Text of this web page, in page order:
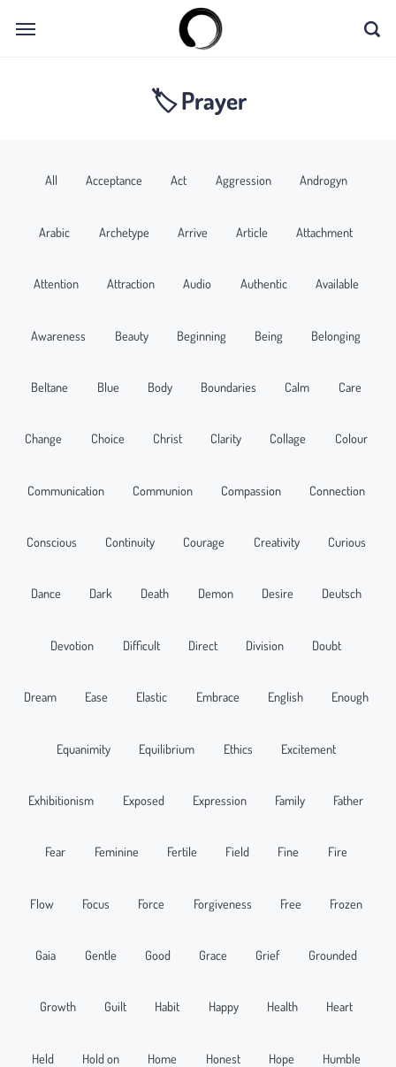
🏷 Prayer
All Acceptance Act Aggression Androgyn
Arabic Archetype Arrive Article Attachment
Attention Attraction Audio Authentic Available
Awareness Beauty Beginning Being Belonging
Beltane Blue Body Boundaries Calm Care
Change Choice Christ Clarity Collage Colour
Communication Communion Compassion Connection
Conscious Continuity Courage Creativity Curious
Dance Dark Death Demon Desire Deutsch
Devotion Difficult Direct Division Doubt
Dream Ease Elastic Embrace English Enough
Equanimity Equilibrium Ethics Excitement
Exhibitionism Exposed Expression Family Father
Fear Feminine Fertile Field Fine Fire
Flow Focus Force Forgiveness Free Frozen
Gaia Gentle Good Grace Grief Grounded
Growth Guilt Habit Happy Health Heart
Held Hold on Home Honest Hope Humble